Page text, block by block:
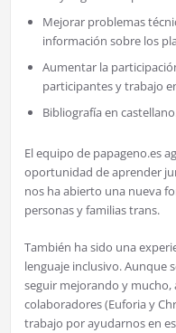
Mejorar problemas
información sobre los
Aumentar la
participantes y trabajo
Bibliografía en
El equipo de papageno.es
oportunidad de aprender
nos ha abierto una nueva
personas y familias trans.
También ha sido una
lenguaje inclusivo. Aunque
seguir mejorando y mucho,
colaboradores (Euforia y
trabajo por ayudarnos en